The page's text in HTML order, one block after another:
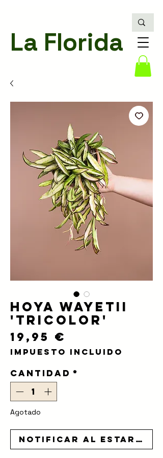
La Florida
Hoya Wayetii
'Tricolor'
19,95 €
Impuesto incluido
Cantidad *
Agotado
Notificar al estar